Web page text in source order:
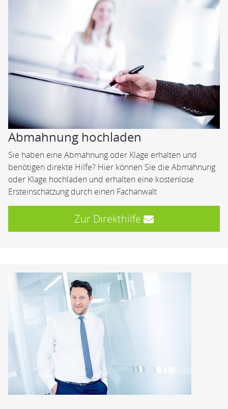
Abmahnung hochladen
Sie haben eine Abmahnung oder Klage erhalten und
benötigen direkte Hilfe? Hier können Sie die Abmahnung
oder Klage hochladen und erhalten eine kostenlose
Ersteinschätzung durch einen Fachanwalt
Zur Direkthilfe